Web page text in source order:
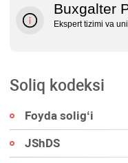
Buxgalter
Ekspert tizimi va
Soliq kodeksi
Foyda soligʻi
JShDS